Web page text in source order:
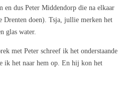
en dus Peter Middendorp die na elkaar
Drenten doen). Tsja, jullie merken het
glas water.
met Peter schreef ik het onderstaande
ik het naar hem op. En hij kon het